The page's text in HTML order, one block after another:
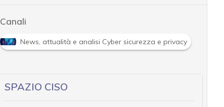
Canali
News, attualità e analisi Cyber sicurezza e privacy
SPAZIO CISO